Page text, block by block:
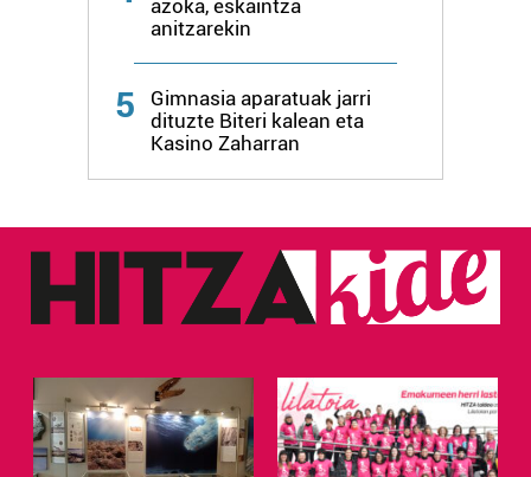
azoka, eskaintza
anitzarekin
5
Gimnasia aparatuak jarri
dituzte Biteri kalean eta
Kasino Zaharran